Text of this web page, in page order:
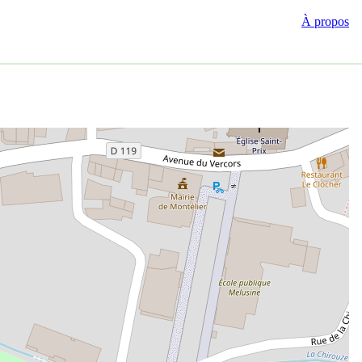
À propos